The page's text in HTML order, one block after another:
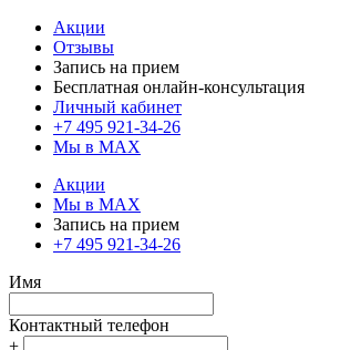
Акции
Отзывы
Запись на прием
Бесплатная онлайн-консультация
Личный кабинет
+7 495 921-34-26
Мы в MAX
Акции
Мы в MAX
Запись на прием
+7 495 921-34-26
Имя
Контактный телефон
+